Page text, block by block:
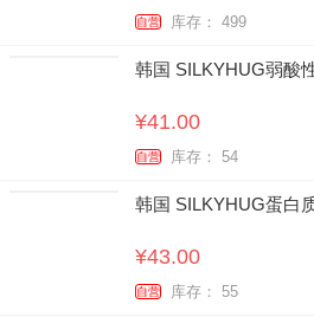
自营 库存： 499
韩国 SILKYHUG弱酸
¥41.00
自营 库存： 54
韩国 SILKYHUG蛋白
¥43.00
自营 库存： 55